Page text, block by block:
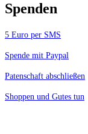
Spenden
5 Euro per SMS
Spende mit Paypal
Patenschaft abschließen
Shoppen und Gutes tun